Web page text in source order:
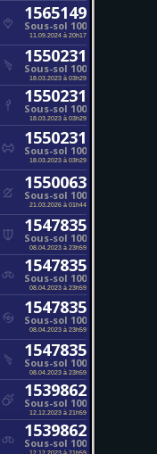
1565149
Sous-sol 100
11.09.2024 à 20h17
1550231
Sous-sol 100
18.03.2023 à 03h29
1550231
Sous-sol 100
18.03.2023 à 03h29
1550231
Sous-sol 100
18.03.2023 à 03h29
1550063
Sous-sol 100
21.03.2026 à 01h44
1547835
Sous-sol 100
08.04.2023 à 23h59
1547835
Sous-sol 100
08.04.2023 à 23h59
1547835
Sous-sol 100
08.04.2023 à 23h59
1547835
Sous-sol 100
08.04.2023 à 23h59
1539862
Sous-sol 100
12.12.2023 à 21h59
1539862
Sous-sol 100
12.12.2023 à 21h59